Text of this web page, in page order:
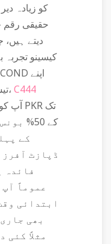
کو زیادہ
حقیقی رقم
دیتے
کیسینو تجربہ
تیسرے ڈپازٹ پر، C444
کے 50%
ڈپازٹ
فائدہ
عموماً
ابتدائی
بھی
مثلاً کئی